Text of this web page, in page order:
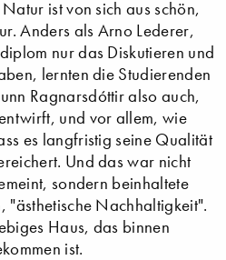
ist von sich aus schön,
Anders als Arno Lederer,
nur das Diskutieren und
lernten die Studierenden
Ragnarsdóttir also auch,
und vor allem, wie
es langfristig seine Qualität
Und das war nicht
sondern beinhaltete
"ästhetische Nachhaltigkeit".
Haus, das binnen
ist.